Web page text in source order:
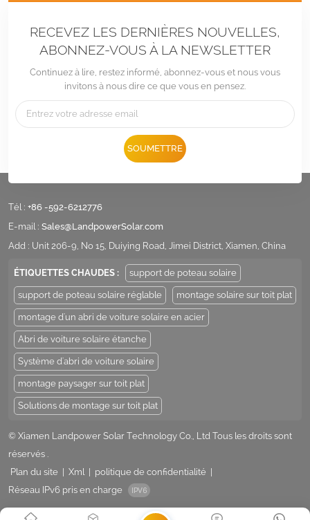
RECEVEZ LES DERNIÈRES NOUVELLES,
ABONNEZ-VOUS À LA NEWSLETTER
Continuez à lire, restez informé, abonnez-vous et nous vous
invitons à nous dire ce que vous en pensez.
SOUMETTRE
Tél : +86 -592-6212776
E-mail : Sales@LandpowerSolar.com
Add : Unit 206-9, No 15, Duiying Road, Jimei District, Xiamen, China
ÉTIQUETTES CHAUDES : support de poteau solaire
support de poteau solaire réglable montage solaire sur toit plat
montage d'un abri de voiture solaire en acier
Abri de voiture solaire étanche
Système d'abri de voiture solaire
montage paysager sur toit plat
Solutions de montage sur toit plat
© Xiamen Landpower Solar Technology Co., Ltd Tous les droits sont
réservés .
Plan du site
Xml politique de confidentialité
Réseau IPv6 pris en charge